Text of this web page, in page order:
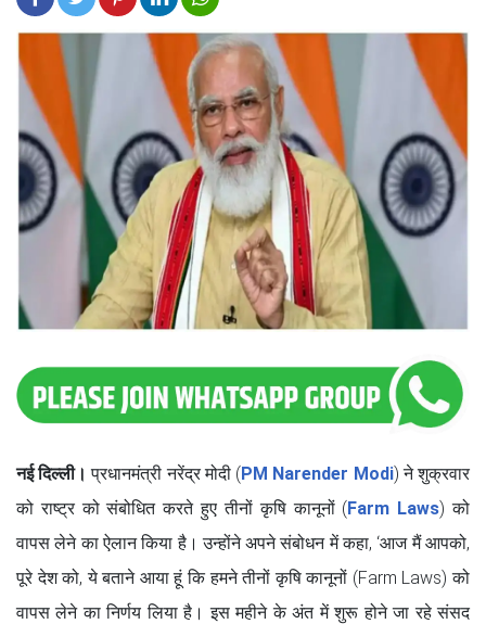
नई दिल्ली। प्रधानमंत्री नरेंद्र मोदी (PM Narender Modi) ने शुक्रवार
को राष्ट्र को संबोधित करते हुए तीनों कृषि कानूनों (Farm Laws) को
वापस लेने का ऐलान किया है। उन्होंने अपने संबोधन में कहा, ‘आज मैं आपको,
पूरे देश को, ये बताने आया हूं कि हमने तीनों कृषि कानूनों (Farm Laws) को
वापस लेने का निर्णय लिया है। इस महीने के अंत में शुरू होने जा रहे संसद